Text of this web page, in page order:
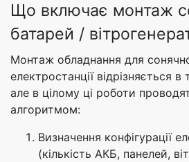
Що включає монтаж
батарей /
Монтаж обладнання для
електростанції відрізняється в
але в цілому ці роботи
алгоритмом:
Визначення конфігурації
(кількість АКБ, панелей,